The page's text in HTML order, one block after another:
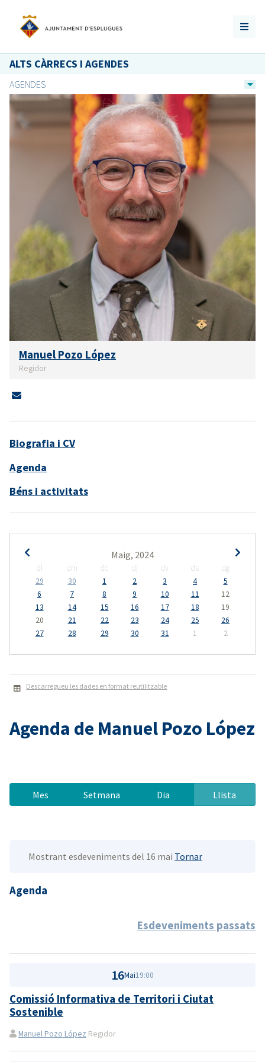
ALTS CÀRRECS I AGENDES
AGENDES
Manuel Pozo López
Regidor
Biografia i CV
Agenda
Béns i activitats
Maig, 2024
dl dm dc dj dv ds
dg
29
30 1 2 3 4
5
6
7 8 9 10 11
12
13
14 15 16 17 18
19
20
21 22 23 24 25
26
27
28 29 30 31 1 2
Descarregueu les dades en format reutilitzable
Agenda de Manuel Pozo López
Mes Setmana Dia Llista
Mostrant esdeveniments del 16 mai Tornar
Agenda
Esdeveniments passats
16Mai19:00
Comissió Informativa de Territori i Ciutat
Sostenible
Manuel Pozo López Regidor